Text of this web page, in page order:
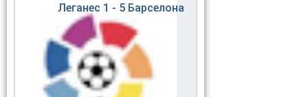
Леганес 1 - 5 Барселона